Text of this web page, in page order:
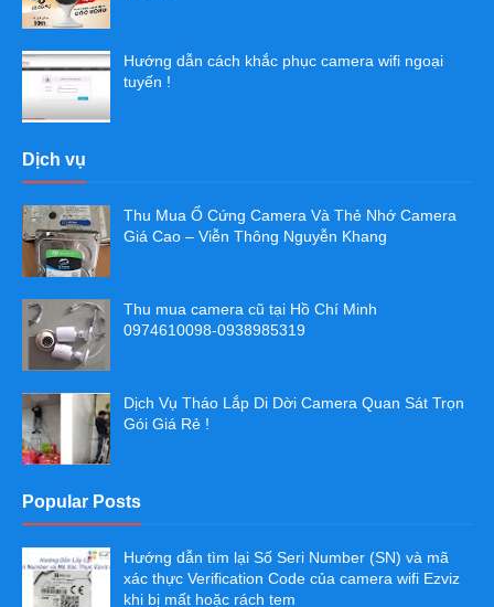
Hướng dẫn cách khắc phục camera wifi ngoại
tuyến !
Dịch vụ
Thu Mua Ổ Cứng Camera Và Thẻ Nhớ Camera
Giá Cao – Viễn Thông Nguyễn Khang
Thu mua camera cũ tại Hồ Chí Minh
0974610098-0938985319
Dịch Vụ Tháo Lắp Di Dời Camera Quan Sát Trọn
Gói Giá Rẻ !
Popular Posts
Hướng dẫn tìm lại Số Seri Number (SN) và mã
xác thực Verification Code của camera wifi Ezviz
khi bị mất hoặc rách tem